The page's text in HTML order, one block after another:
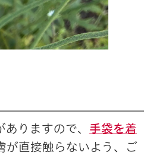
ありますので、 手袋を着
が直接触らないよう、ご